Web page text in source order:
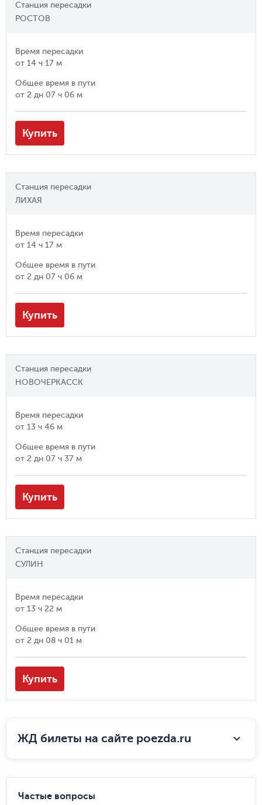
Станция пересадки
РОСТОВ
Время пересадки
от 14 ч 17 м
Общее время в пути
от 2 дн 07 ч 06 м
Купить
Станция пересадки
ЛИХАЯ
Время пересадки
от 14 ч 17 м
Общее время в пути
от 2 дн 07 ч 06 м
Купить
Станция пересадки
НОВОЧЕРКАССК
Время пересадки
от 13 ч 46 м
Общее время в пути
от 2 дн 07 ч 37 м
Купить
Станция пересадки
СУЛИН
Время пересадки
от 13 ч 22 м
Общее время в пути
от 2 дн 08 ч 01 м
Купить
ЖД билеты на сайте poezda.ru
Частые вопросы